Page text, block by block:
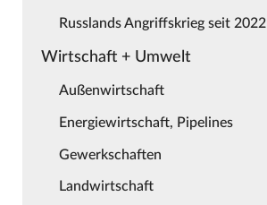
Russlands Angriffskrieg seit 2022
Wirtschaft + Umwelt
Außenwirtschaft
Energiewirtschaft, Pipelines
Gewerkschaften
Landwirtschaft